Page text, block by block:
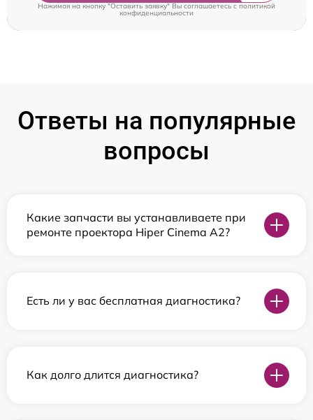
Нажимая на кнопку "Оставить заявку" Вы соглашаетесь cполитикой
конфиденциальности
Ответы на популярные
вопросы
Какие запчасти вы устанавливаете при
ремонте проектора Hiper Cinema A2?
Есть ли у вас бесплатная диагностика?
Как долго длится диагностика?